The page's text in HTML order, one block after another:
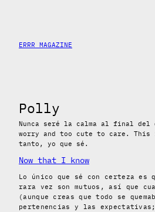
contenido
ERRR MAGAZINE
Polly
Nunca seré la calma al final del
worry and too cute to care.
tanto, yo que sé.
Now that I know
Lo único que sé con certeza es
rara vez son mutuos, así que
(aunque creas que todo se
pertenencias y las